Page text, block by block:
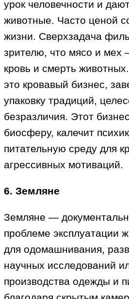
урок человечности и
животные. Часто ценой
жизни. Сверхзадача
зрителю, что мясо и мех
кровь и смерть
это кровавый бизнес,
упаковку традиций,
безразличия. Этот
биосферу, калечит
питательную среду для
агрессивных мотиваций.
6. Земляне
Земляне —
проблеме эксплуатации
для одомашнивания,
научных исследований
производства одежды и